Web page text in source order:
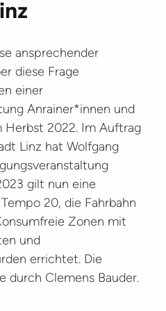
ansprechender
diese Frage
einer
Anrainer*innen und
Herbst 2022. Im Auftrag
Linz hat Wolfgang
gilt nun eine
20, die Fahrbahn
Zonen mit
und
errichtet. Die
durch Clemens Bauder.